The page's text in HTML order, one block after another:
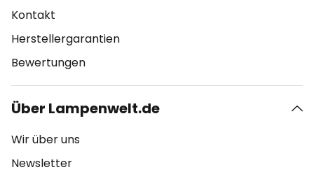
Kontakt
Herstellergarantien
Bewertungen
Über Lampenwelt.de
Wir über uns
Newsletter